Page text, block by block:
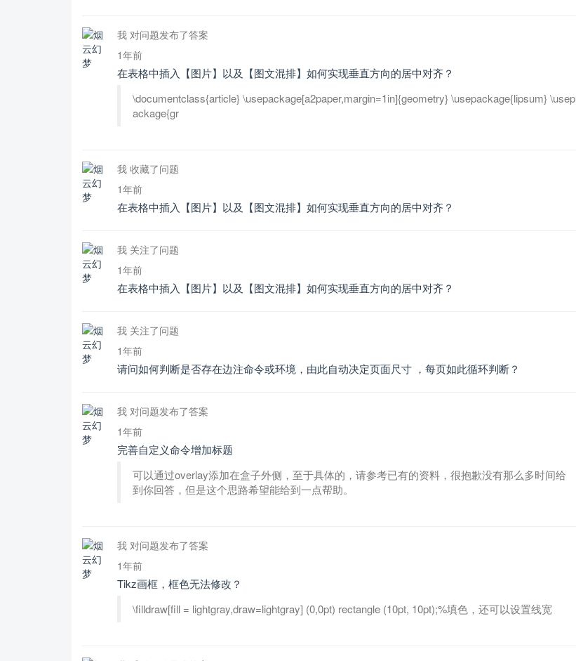
我 对问题发布了答案
1年前
在表格中插入【图片】以及【图文混排】如何实现垂直方向的居中对齐？
\documentclass{article} \usepackage[a2paper,margin=1in]{geometry} \usepackage{lipsum} \usep
ackage{gr
我 收藏了问题
1年前
在表格中插入【图片】以及【图文混排】如何实现垂直方向的居中对齐？
我 关注了问题
1年前
在表格中插入【图片】以及【图文混排】如何实现垂直方向的居中对齐？
我 关注了问题
1年前
请问如何判断是否存在边注命令或环境，由此自动决定页面尺寸 ，每页如此循环判断？
我 对问题发布了答案
1年前
完善自定义命令增加标题
可以通过overlay添加在盒子外侧，至于具体的，请参考已有的资料，很抱歉没有那么多时间给
到你回答，但是这个思路希望能给到一点帮助。
我 对问题发布了答案
1年前
Tikz画框，框色无法修改？
\filldraw[fill = lightgray,draw=lightgray] (0,0pt) rectangle (10pt, 10pt);%填色，还可以设置线宽